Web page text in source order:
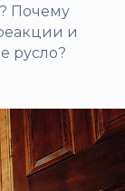
Почему
и
русло?